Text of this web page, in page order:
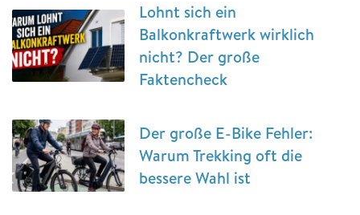
Lohnt sich ein
Balkonkraftwerk wirklich
nicht? Der große
Faktencheck
Der große E-Bike Fehler:
Warum Trekking oft die
bessere Wahl ist